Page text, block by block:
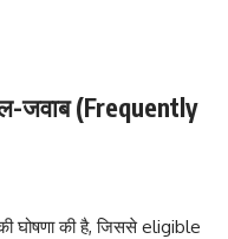
जवाब (Frequently
घोषणा की है, जिससे eligible